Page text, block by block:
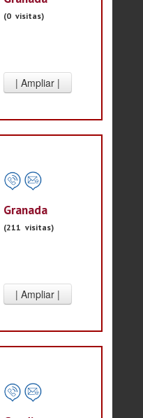
(0 visitas)
Granada
(211 visitas)